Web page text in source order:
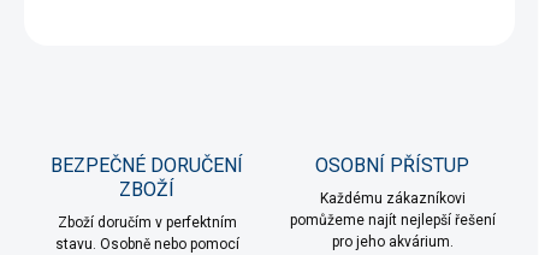
BEZPEČNÉ DORUČENÍ
ZBOŽÍ
Zboží doručím v perfektním
stavu. Osobně nebo pomocí
OSOBNÍ PŘÍSTUP
Každému zákazníkovi
pomůžeme najít nejlepší řešení
pro jeho akvárium.